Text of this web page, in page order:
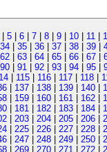
| 5 | 6 | 7 | 8 | 9 | 10 | 11 |
34 | 35 | 36 | 37 | 38 | 39 |
62 | 63 | 64 | 65 | 66 | 67 |
90 | 91 | 92 | 93 | 94 | 95 |
| 115 | 116 | 117 | 118 |
| 137 | 138 | 139 | 140 |
| 159 | 160 | 161 | 162 |
| 181 | 182 | 183 | 184 |
| 203 | 204 | 205 | 206 |
| 225 | 226 | 227 | 228 |
| 247 | 248 | 249 | 250 |
| 269 | 270 | 271 | 272 |